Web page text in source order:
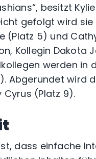
besitzt
gefolgt wird
(Platz 5) und
Kollegin Dakota
werden in
Abgerundet wird
Cyrus (Platz 9).
dass einfache